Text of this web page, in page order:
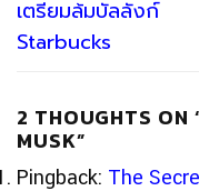
เตรียมล้มบัลลังก์
Starbucks
2 THOUGHTS ON
MUSK”
Pingback: The